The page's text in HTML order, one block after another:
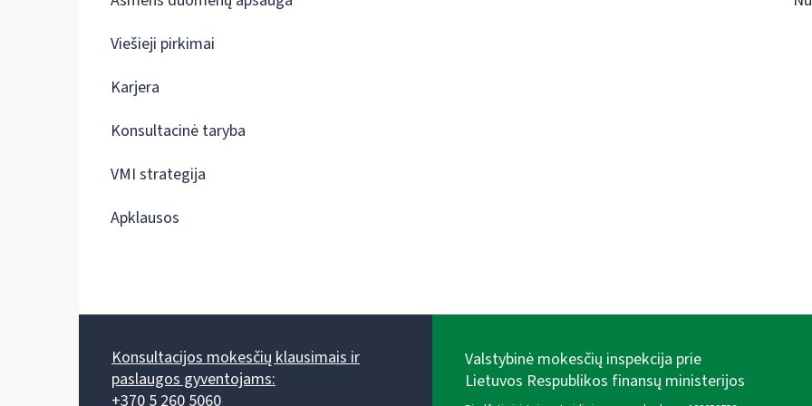
Viešieji pirkimai
Karjera
Konsultacinė taryba
VMI strategija
Apklausos
Konsultacijos mokesčių klausimais ir
paslaugos gyventojams:
+370 5 260 5060
Valstybinė mokesčių inspekcija prie
Lietuvos Respublikos finansų ministerijos